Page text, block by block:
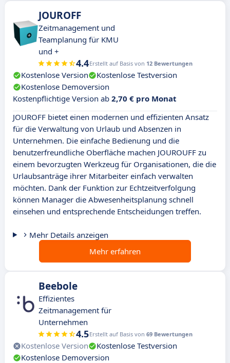
JOUROFF
Zeitmanagement und
Teamplanung für KMU
und +
4.4Erstellt auf Basis von 12 Bewertungen
Kostenlose Version
Kostenlose Testversion
Kostenlose Demoversion
Kostenpflichtige Version ab 2,70 € pro Monat
JOUROFF bietet einen modernen und effizienten Ansatz
für die Verwaltung von Urlaub und Absenzen in
Unternehmen. Die einfache Bedienung und die
benutzerfreundliche Oberfläche machen JOUROUFF zu
einem bevorzugten Werkzeug für Organisationen, die die
Urlaubsanträge ihrer Mitarbeiter einfach verwalten
möchten. Dank der Funktion zur Echtzeitverfolgung
können Manager die Abwesenheitsplanung schnell
einsehen und entsprechende Entscheidungen treffen.
Mehr Details anzeigen
Mehr erfahren
Beebole
Effizientes
Zeitmanagement für
Unternehmen
4.5Erstellt auf Basis von 69 Bewertungen
Kostenlose Version
Kostenlose Testversion
Kostenlose Demoversion